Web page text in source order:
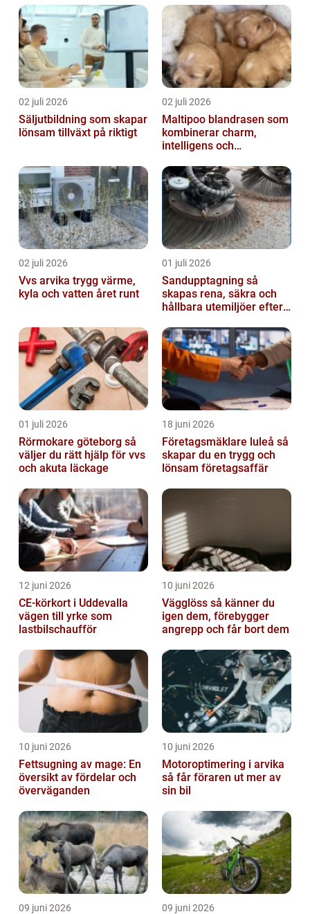
02 juli 2026
Säljutbildning som skapar
lönsam tillväxt på riktigt
02 juli 2026
Maltipoo blandrasen som
kombinerar charm,
intelligens och
02 juli 2026
Vvs arvika trygg värme,
kyla och vatten året runt
01 juli 2026
Sandupptagning så
skapas rena, säkra och
hållbara utemiljöer efter
01 juli 2026
Rörmokare göteborg så
väljer du rätt hjälp för vvs
och akuta läckage
18 juni 2026
Företagsmäklare luleå så
skapar du en trygg och
lönsam företagsaffär
12 juni 2026
CE-körkort i Uddevalla
vägen till yrke som
lastbilschaufför
10 juni 2026
Vägglöss så känner du
igen dem, förebygger
angrepp och får bort dem
10 juni 2026
Fettsugning av mage: En
översikt av fördelar och
överväganden
10 juni 2026
Motoroptimering i arvika
så får föraren ut mer av
sin bil
09 juni 2026 09 juni 2026